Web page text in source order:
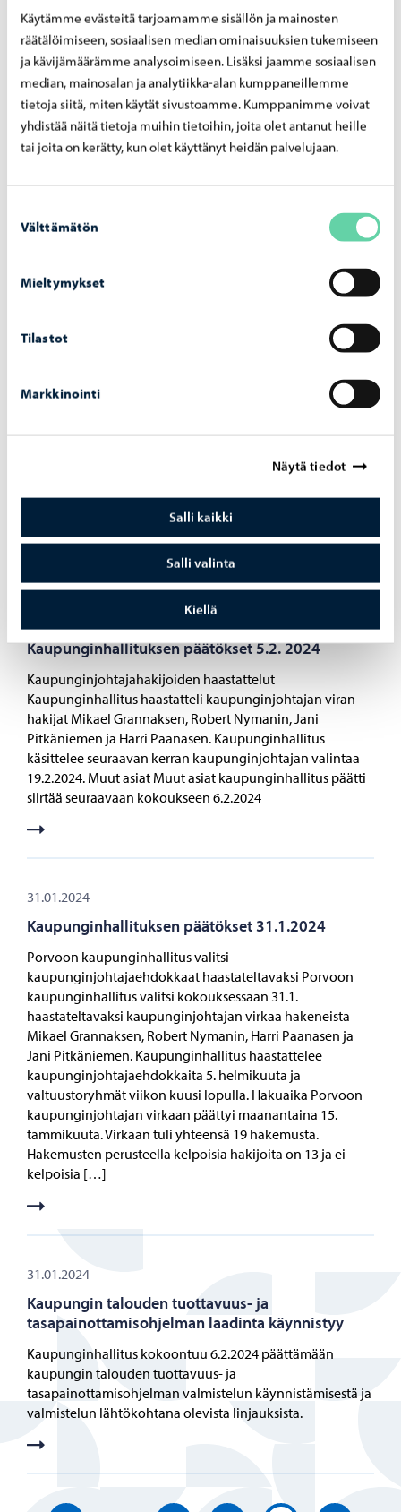
Käytämme evästeitä tarjoamamme sisällön ja mainosten
räätälöimiseen, sosiaalisen median ominaisuuksien tukemiseen
ja kävijämäärämme analysoimiseen. Lisäksi jaamme sosiaalisen
median, mainosalan ja analytiikka-alan kumppaneillemme
tietoja siitä, miten käytät sivustoamme. Kumppanimme voivat
yhdistää näitä tietoja muihin tietoihin, joita olet antanut heille
tai joita on kerätty, kun olet käyttänyt heidän palvelujaan.
valinta
Välttämätön
Mieltymykset
Tilastot
Markkinointi
Näytä tiedot
Salli kaikki
Salli valinta
Kiellä
Kaupunginhallituksen päätökset 12.2.2024
Lupa palkata avoimeen tehtävään tai virkaan
Kaupunginhallitus päätti yksimielisesti hyväksyä
projektikoordinaattorin tehtävän täyttämisen. Muut asiat
Muut asiat kaupunginhallitus päätti yksimielisesti
esitysten mukaisesti.
06.02.2024
Palveluverkon periaatteet Kaupunginhallitus päätti
kaupunkikehityslautakuntaan. Konsernipalveluita
rahoituksen osalta. Lautakuntia pyydetään antamaan
lausuntonsa helmikuun aikana. Lausuntojen pohjalta
11.3.2024. Kaupunginhallitus kehotti jatkovalmistelussa
myös selvittämään, mitä toimenpiteitä ja resursseja
nykyisen sivistysverkon ylläpitäminen palvelukylissä
edellyttää. Tämän perusvaihtoehdon selvittäminen osana
sivistysverkkoselvitystä […]
Kaupunginhallituksen päätökset 5.2. 2024
Kaupunginjohtajahakijoiden haastattelut
Kaupunginhallitus haastatteli kaupunginjohtajan viran
hakijat Mikael Grannaksen, Robert Nymanin, Jani
Pitkäniemen ja Harri Paanasen. Kaupunginhallitus
käsittelee seuraavan kerran kaupunginjohtajan valintaa
19.2.2024. Muut asiat Muut asiat kaupunginhallitus päätti
siirtää seuraavaan kokoukseen 6.2.2024
31.01.2024
Kaupunginhallituksen päätökset 31.1.2024
Porvoon kaupunginhallitus valitsi
kaupunginjohtajaehdokkaat haastateltavaksi Porvoon
kaupunginhallitus valitsi kokouksessaan 31.1.
haastateltavaksi kaupunginjohtajan virkaa hakeneista
Mikael Grannaksen, Robert Nymanin, Harri Paanasen ja
Jani Pitkäniemen. Kaupunginhallitus haastattelee
kaupunginjohtajaehdokkaita 5. helmikuuta ja
valtuustoryhmät viikon kuusi lopulla. Hakuaika Porvoon
kaupunginjohtajan virkaan päättyi maanantaina 15.
tammikuuta. Virkaan tuli yhteensä 19 hakemusta.
Hakemusten perusteella kelpoisia hakijoita on 13 ja ei
kelpoisia […]
31.01.2024
Kaupungin talouden tuottavuus- ja
tasapainottamisohjelman laadinta käynnistyy
Kaupunginhallitus kokoontuu 6.2.2024 päättämään
kaupungin talouden tuottavuus- ja
tasapainottamisohjelman valmistelun käynnistämisestä ja
valmistelun lähtökohtana olevista linjauksista.